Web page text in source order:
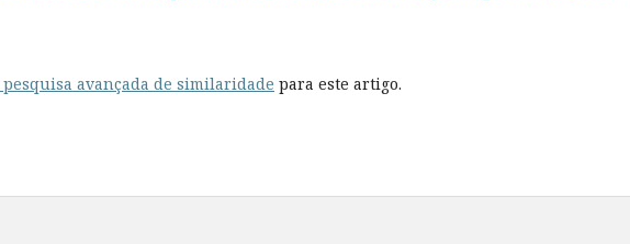
avançada de similaridade para este artigo.